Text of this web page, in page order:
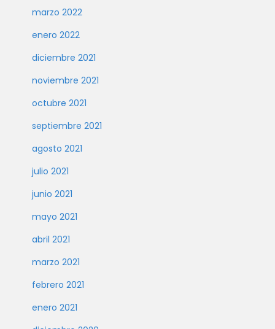
marzo 2022
enero 2022
diciembre 2021
noviembre 2021
octubre 2021
septiembre 2021
agosto 2021
julio 2021
junio 2021
mayo 2021
abril 2021
marzo 2021
febrero 2021
enero 2021